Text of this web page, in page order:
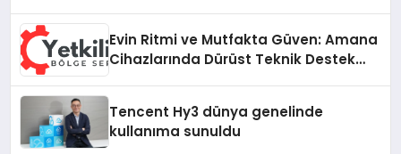
Evin Ritmi ve Mutfakta Güven: Amana
Cihazlarında Dürüst Teknik Destek
Tencent Hy3 dünya genelinde
kullanıma sunuldu